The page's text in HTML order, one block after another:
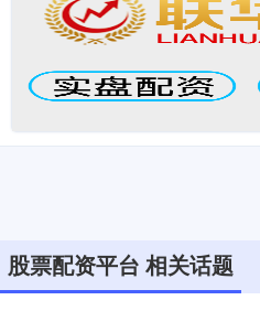
股票配资平台 相关话题